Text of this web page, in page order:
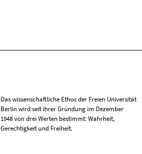
Das wissenschaftliche Ethos der Freien Universität
Berlin wird seit ihrer Gründung im Dezember
1948 von drei Werten bestimmt: Wahrheit,
Gerechtigkeit und Freiheit.